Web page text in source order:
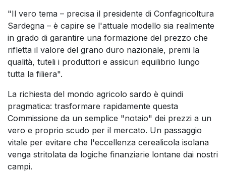
"Il vero tema – precisa il presidente di Confagricoltura
Sardegna – è capire se l'attuale modello sia realmente
in grado di garantire una formazione del prezzo che
rifletta il valore del grano duro nazionale, premi la
qualità, tuteli i produttori e assicuri equilibrio lungo
tutta la filiera".
La richiesta del mondo agricolo sardo è quindi
pragmatica: trasformare rapidamente questa
Commissione da un semplice "notaio" dei prezzi a un
vero e proprio scudo per il mercato. Un passaggio
vitale per evitare che l'eccellenza cerealicola isolana
venga stritolata da logiche finanziarie lontane dai nostri
campi.